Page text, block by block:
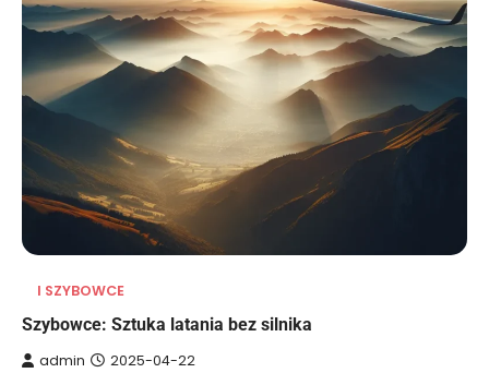
I SZYBOWCE
Szybowce: Sztuka latania bez silnika
admin 2025-04-22